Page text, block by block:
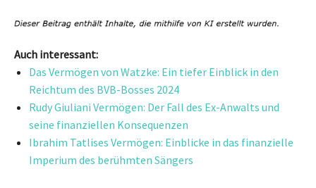
Auch interessant:
Das Vermögen von Watzke: Ein tiefer Einblick in den
Reichtum des BVB-Bosses 2024
Rudy Giuliani Vermögen: Der Fall des Ex-Anwalts und
seine finanziellen Konsequenzen
Ibrahim Tatlises Vermögen: Einblicke in das finanzielle
Imperium des berühmten Sängers